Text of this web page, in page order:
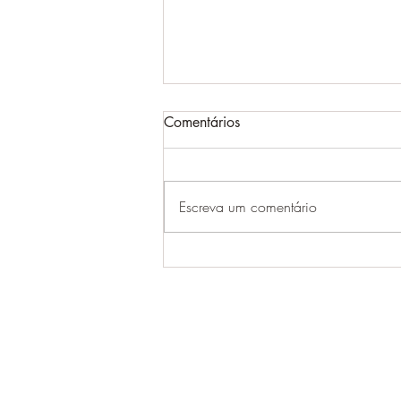
BNDES amplia ProFloresta+ e
Comentários
Escreva um comentário